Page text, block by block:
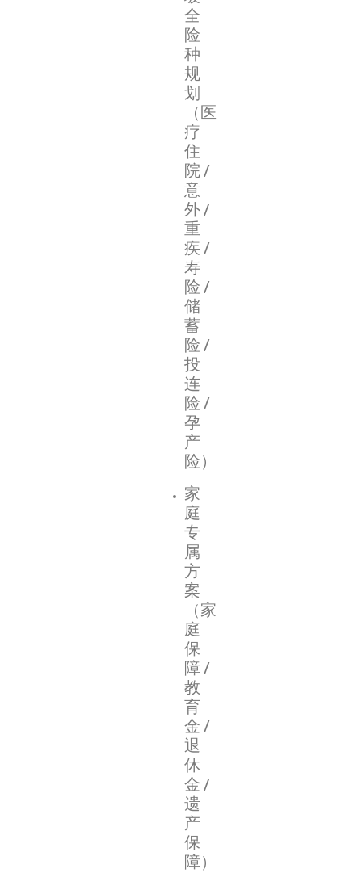
全
险
种
规
划
（医
疗
住
院/
意
外/
重
疾/
寿
险/
储
蓄
险/
投
连
险/
孕
产
险）
家
庭
专
属
方
案
（家
庭
保
障/
教
育
金/
退
休
金/
遗
产
保
障）